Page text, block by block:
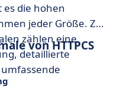
die hohen
jeder Größe. Zu
zählen eine
detaillierte
von HTTPCS